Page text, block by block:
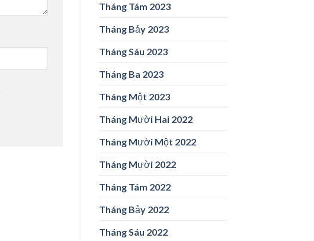
Tháng Tám 2023
Tháng Bảy 2023
Tháng Sáu 2023
Tháng Ba 2023
Tháng Một 2023
Tháng Mười Hai 2022
Tháng Mười Một 2022
Tháng Mười 2022
Tháng Tám 2022
Tháng Bảy 2022
Tháng Sáu 2022